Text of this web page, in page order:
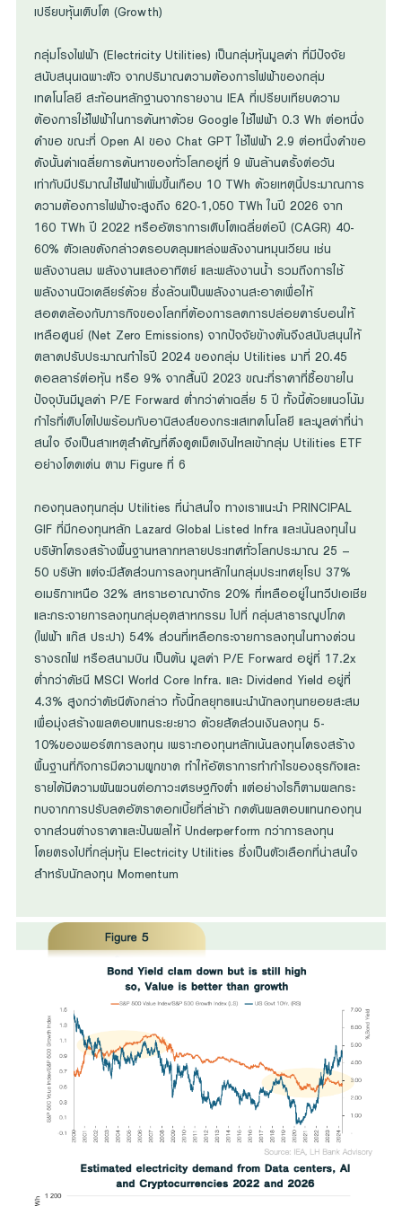
เปรียบหุ้นเติบโต (Growth)
กลุ่มโรงไฟฟ้า (Electricity Utilities) เป็นกลุ่มหุ้นมูลค่า ที่มีปัจจัย
สนับสนุนเฉพาะตัว จากปริมาณความต้องการไฟฟ้าของกลุ่ม
เทคโนโลยี สะท้อนหลักฐานจากรายงาน IEA ที่เปรียบเทียบความ
ต้องการใช้ไฟฟ้าในการค้นหาด้วย Google ใช้ไฟฟ้า 0.3 Wh ต่อหนึ่ง
คำขอ ขณะที่ Open AI ของ Chat GPT ใช้ไฟฟ้า 2.9 ต่อหนึ่งคำขอ
ดังนั้นค่าเฉลี่ยการค้นหาของทั่วโลกอยู่ที่ 9 พันล้านครั้งต่อวัน
เท่ากับมีปริมาณใช้ไฟฟ้าเพิ่มขึ้นเกือบ 10 TWh ด้วยเหตุนี้ประมาณการ
ความต้องการไฟฟ้าจะสูงถึง 620-1,050 TWh ในปี 2026 จาก
160 TWh ปี 2022 หรืออัตราการเติบโตเฉลี่ยต่อปี (CAGR) 40-
60% ตัวเลขดังกล่าวครอบคลุมแหล่งพลังงานหมุนเวียน เช่น
พลังงานลม พลังงานแสงอาทิตย์ และพลังงานน้ำ รวมถึงการใช้
พลังงานนิวเคลียร์ด้วย ซึ่งล้วนเป็นพลังงานสะอาดเพื่อให้
สอดคล้องกับภารกิจของโลกที่ต้องการลดการปล่อยคาร์บอนให้
เหลือศูนย์ (Net Zero Emissions) จากปัจจัยข้างต้นจึงสนับสนุนให้
ตลาดปรับประมาณกำไรปี 2024 ของกลุ่ม Utilities มาที่ 20.45
ดอลลาร์ต่อหุ้น หรือ 9% จากสิ้นปี 2023 ขณะที่ราคาที่ซื้อขายใน
ปัจจุบันมีมูลค่า P/E Forward ต่ำกว่าค่าเฉลี่ย 5 ปี ทั้งนี้ด้วยแนวโน้ม
กำไรที่เติบโตไปพร้อมกับอานิสงส์ของกระแสเทคโนโลยี และมูลค่าที่น่า
สนใจ จึงเป็นสาเหตุสำคัญที่ดึงดูดเม็ดเงินไหลเข้ากลุ่ม Utilities ETF
อย่างโดดเด่น ตาม Figure ที่ 6
กองทุนลงทุนกลุ่ม Utilities ที่น่าสนใจ ทางเราแนะนำ PRINCIPAL
GIF ที่มีกองทุนหลัก Lazard Global Listed Infra และเน้นลงทุนใน
บริษัทโครงสร้างพื้นฐานหลากหลายประเทศทั่วโลกประมาณ 25 –
50 บริษัท แต่จะมีสัดส่วนการลงทุนหลักในกลุ่มประเทศยุโรป 37%
อเมริกาเหนือ 32% สหราชอาณาจักร 20% ที่เหลืออยู่ในทวีปเอเชีย
และกระจายการลงทุนกลุ่มอุตสาหกรรม ไปที่ กลุ่มสาธารณูปโภค
(ไฟฟ้า แก๊ส ประปา) 54% ส่วนที่เหลือกระจายการลงทุนในทางด่วน
รางรถไฟ หรือสนามบิน เป็นต้น มูลค่า P/E Forward อยู่ที่ 17.2x
ต่ำกว่าดัชนี MSCI World Core Infra. และ Dividend Yield อยู่ที่
4.3% สูงกว่าดัชนีดังกล่าว ทั้งนี้กลยุทธแนะนำนักลงทุนทยอยสะสม
เพื่อมุ่งสร้างผลตอบแทนระยะยาว ด้วยสัดส่วนเงินลงทุน 5-
10%ของพอร์ตการลงทุน เพราะกองทุนหลักเน้นลงทุนโครงสร้าง
พื้นฐานที่กิจการมีความผูกขาด ทำให้อัตราการทำกำไรของธุรกิจและ
รายได้มีความผันผวนต่อภาวะเศรษฐกิจต่ำ แต่อย่างไรก็ตามผลกระ
ทบจากการปรับลดอัตราดอกเบี้ยที่ล่าช้า กดดันผลตอบแทนกองทุน
จากส่วนต่างราคาและปันผลให้ Underperform กว่าการลงทุน
โดยตรงไปที่กลุ่มหุ้น Electricity Utilities ซึ่งเป็นตัวเลือกที่น่าสนใจ
สำหรับนักลงทุน Momentum